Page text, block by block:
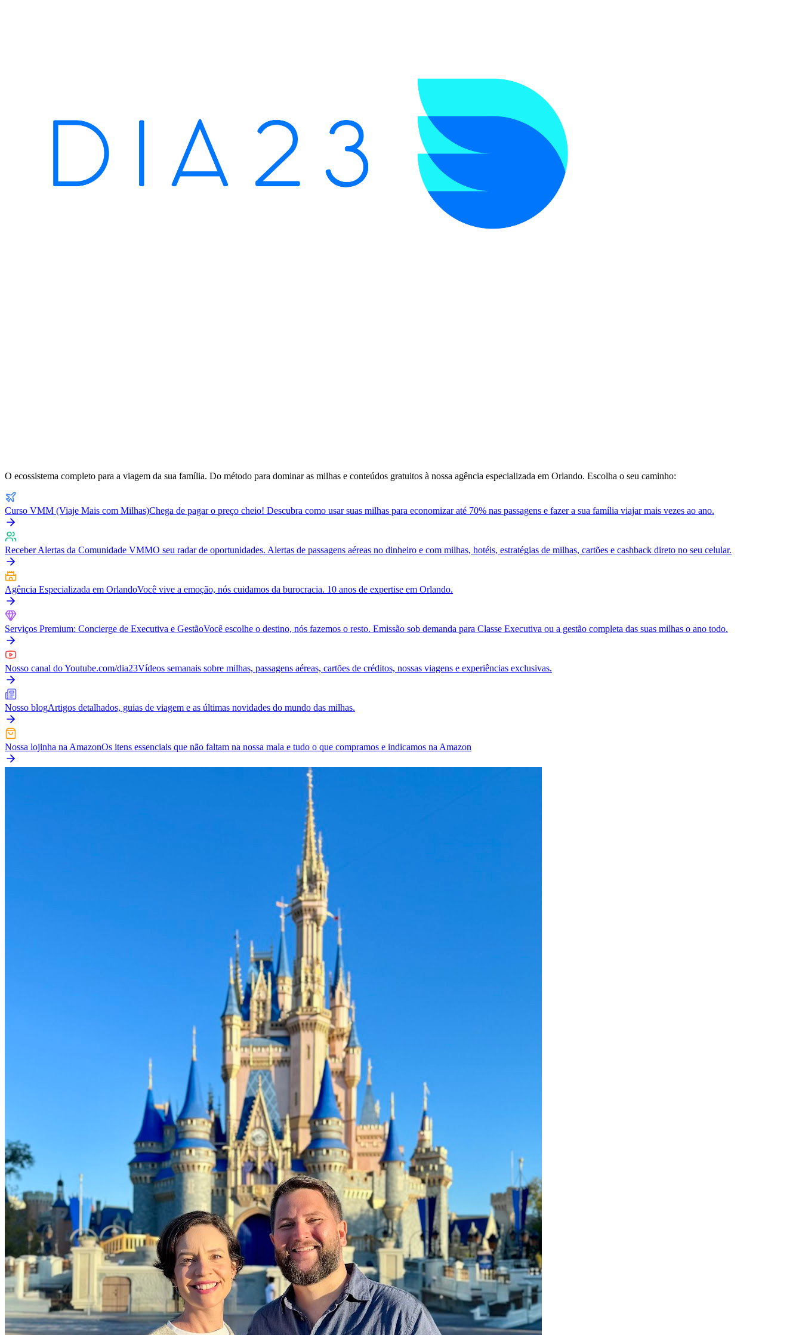
O ecossistema completo para a viagem da sua família. Do método para dominar as milhas e conteúdos gratuitos à nossa agência especializada em Orlando. Escolha o seu caminho:
Curso VMM (Viaje Mais com Milhas)Chega de pagar o preço cheio! Descubra como usar suas milhas para economizar até 70% nas passagens e fazer a sua família viajar mais vezes ao ano.
Receber Alertas da Comunidade VMMO seu radar de oportunidades. Alertas de passagens aéreas no dinheiro e com milhas, hotéis, estratégias de milhas, cartões e cashback direto no seu celular.
Agência Especializada em OrlandoVocê vive a emoção, nós cuidamos da burocracia. 10 anos de expertise em Orlando.
Serviços Premium: Concierge de Executiva e GestãoVocê escolhe o destino, nós fazemos o resto. Emissão sob demanda para Classe Executiva ou a gestão completa das suas milhas o ano todo.
Nosso canal do Youtube.com/dia23Vídeos semanais sobre milhas, passagens aéreas, cartões de créditos, nossas viagens e experiências exclusivas.
Nosso blogArtigos detalhados, guias de viagem e as últimas novidades do mundo das milhas.
Nossa lojinha na AmazonOs itens essenciais que não faltam na nossa mala e tudo o que compramos e indicamos na Amazon